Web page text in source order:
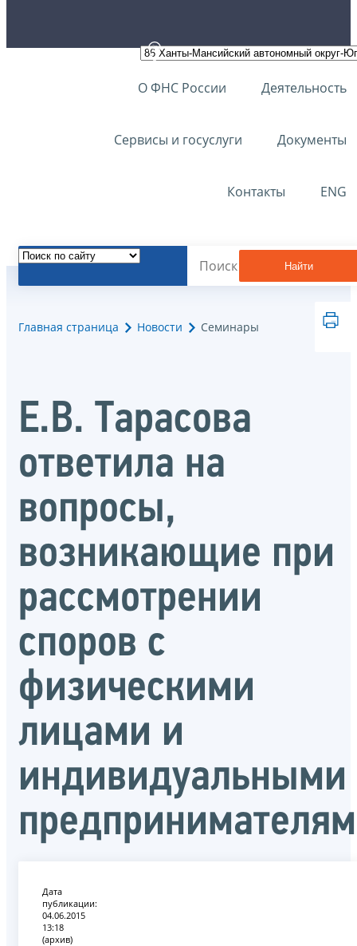
О ФНС России Деятельность
Сервисы и госуслуги Документы
Контакты ENG
Найти
Главная страница Новости Семинары
Е.В. Тарасова
ответила на
вопросы,
возникающие при
рассмотрении
споров с
физическими
лицами и
индивидуальными
Дата
публикации:
04.06.2015
13:18
(архив)